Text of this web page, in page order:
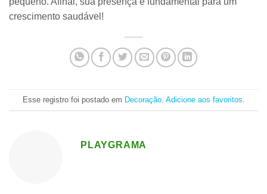
crescimento saudável!
Esse registro foi postado em Decoração. Adicione aos favoritos
PLAYGRAMA